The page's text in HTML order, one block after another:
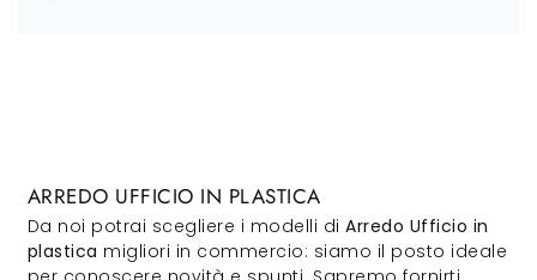
ARREDO UFFICIO IN PLASTICA
Da noi potrai scegliere i modelli di Arredo Ufficio in
plastica migliori in commercio: siamo il posto ideale